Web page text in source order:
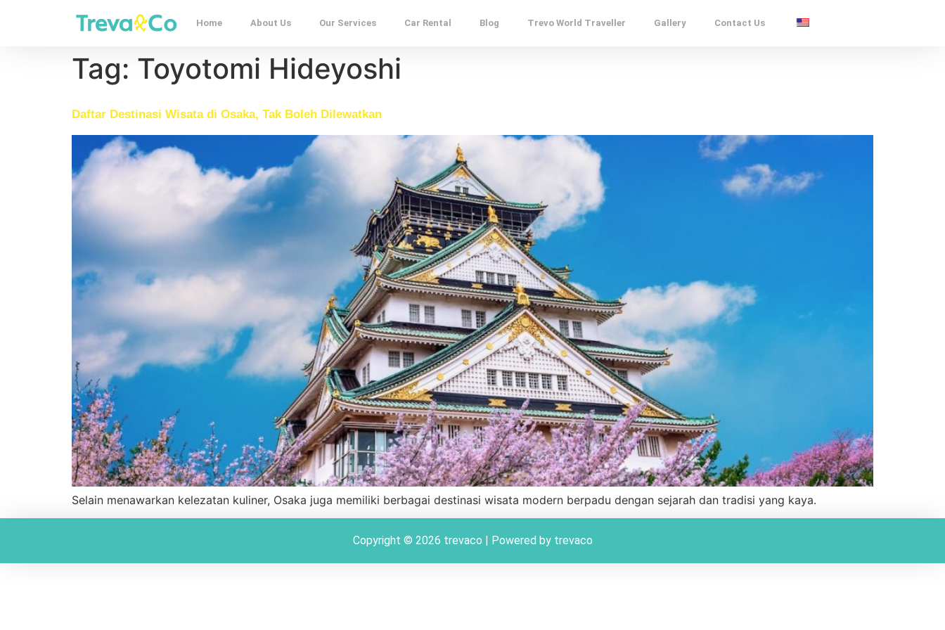
Home About Us Our Services Car Rental Blog Trevo World Traveller Gallery Contact Us
Tag: Toyotomi Hideyoshi
Daftar Destinasi Wisata di Osaka, Tak Boleh Dilewatkan
Selain menawarkan kelezatan kuliner, Osaka juga memiliki berbagai destinasi wisata modern berpadu dengan sejarah dan tradisi yang kaya.
Copyright © 2026 trevaco | Powered by trevaco